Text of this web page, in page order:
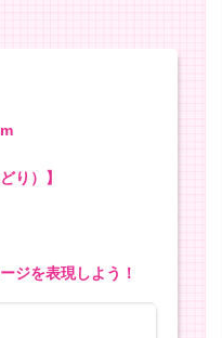
り）】
ジを表現しよう！